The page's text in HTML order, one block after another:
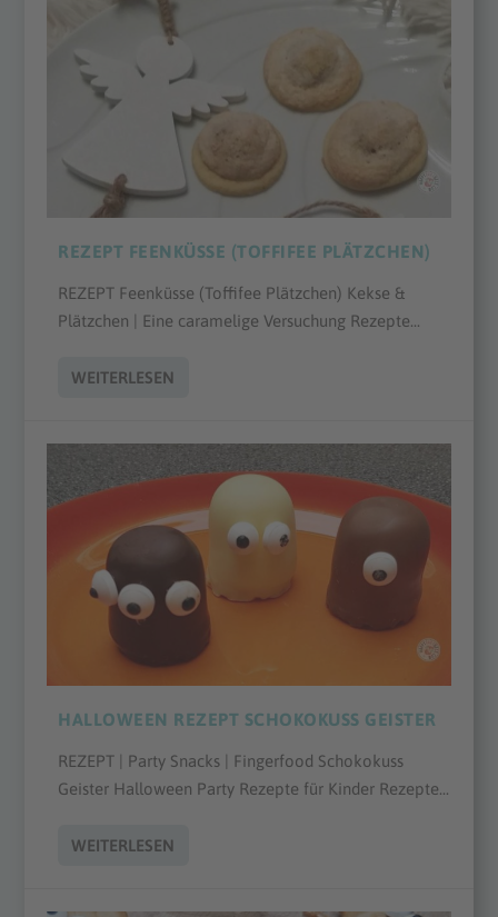
REZEPT FEENKÜSSE (TOFFIFEE PLÄTZCHEN)
REZEPT Feenküsse (Toffifee Plätzchen) Kekse &
Plätzchen | Eine caramelige Versuchung Rezepte...
WEITERLESEN
HALLOWEEN REZEPT SCHOKOKUSS GEISTER
REZEPT | Party Snacks | Fingerfood Schokokuss
Geister Halloween Party Rezepte für Kinder Rezepte...
WEITERLESEN